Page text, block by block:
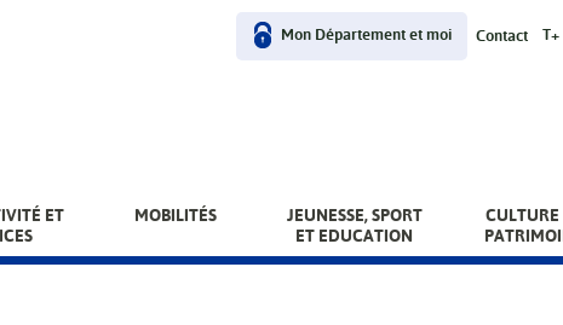
Mon Département et moi Contact T+
ET
MOBILITÉS
JEUNESSE, SPORT
ET EDUCATION
CULTURE